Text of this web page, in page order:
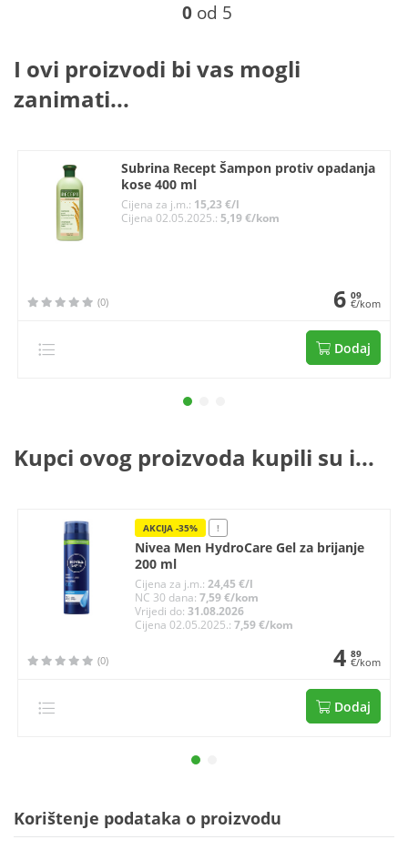
0 od 5
I ovi proizvodi bi vas mogli
zanimati...
Subrina Recept Šampon protiv opadanja
kose 400 ml
Cijena za j.m.: 15,23 €/l
Cijena 02.05.2025.:5,19 €/kom
(0) 6 09
€/kom
Dodaj
Kupci ovog proizvoda kupili su i...
AKCIJA -35% !
Nivea Men HydroCare Gel za brijanje
200 ml
Cijena za j.m.: 24,45 €/l
NC 30 dana: 7,59 €/kom
Vrijedi do: 31.08.2026
Cijena 02.05.2025.: 7,59 €/kom
(0) 4 89
€/kom
Dodaj
Korištenje podataka o proizvodu